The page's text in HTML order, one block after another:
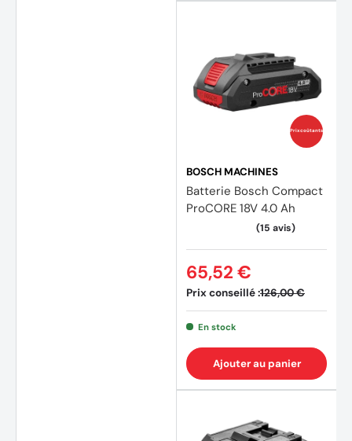
Prix coûtants
BOSCH MACHINES
Batterie Bosch Compact
ProCORE 18V 4.0 Ah
Prix conseillé :126,00 €
65,52 €
En stock
Ajouter au panier